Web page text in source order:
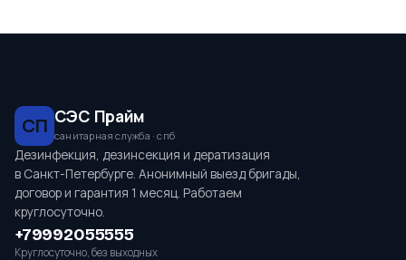
СП СЭС Прайм
санитарная служба · спб
Дезинфекция, дезинсекция и дератизация
в Санкт-Петербурге. Анонимный выезд бригады,
договор и гарантия 1 месяц. Работаем
круглосуточно.
+79992055555
Круглосуточно, без выходных